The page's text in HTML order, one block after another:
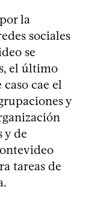
la
sociales
se
el último
caso cae el
y
y de
tareas de